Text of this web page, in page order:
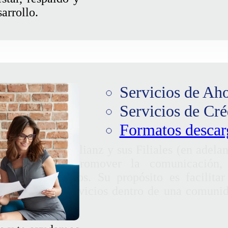
Servicios de
Servicios de
Formatos
Empleados Allianz y sus Filiales (en
para promover la comunicación,
los asociados. Su propósito es facilitar
y servicios dentro de una